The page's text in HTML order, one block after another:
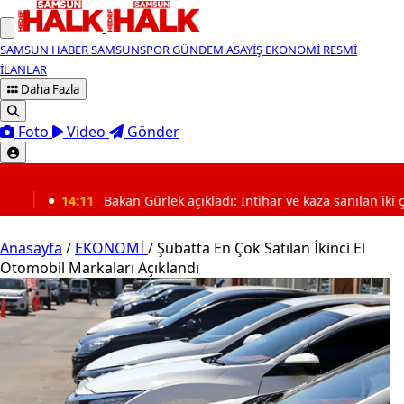
SAMSUN HABERSAMSUNSPORGÜNDEM ASAYİŞ EKONOMİ RESMİ
İLANLAR
Daha Fazla
Foto Video Gönder
Gürlek açıkladı: İntihar ve kaza sanılan iki çocuk ölümü cinayet
Anasayfa / EKONOMİ/Şubatta En Çok Satılan İkinci El
Otomobil Markaları Açıklandı